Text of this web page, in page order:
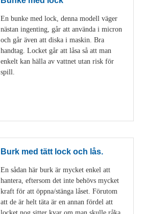
En bunke med lock, denna modell väger
nästan ingenting, går att använda i micron
och går även att diska i maskin. Bra
handtag. Locket går att låsa så att man
enkelt kan hälla av vattnet utan risk för
spill.
Burk med tätt lock och lås.
En sådan här burk är mycket enkel att
hantera, eftersom det inte behövs mycket
kraft för att öppna/stänga låset. Förutom
att de är helt täta är en annan fördel att